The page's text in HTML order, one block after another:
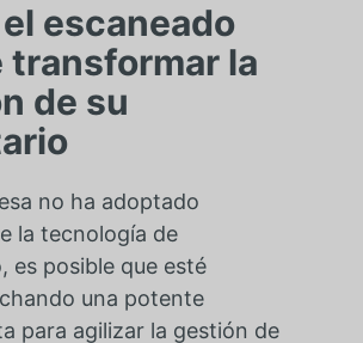
escaneado
transformar la
de su
no ha adoptado
la tecnología de
es posible que esté
una potente
para agilizar la gestión de